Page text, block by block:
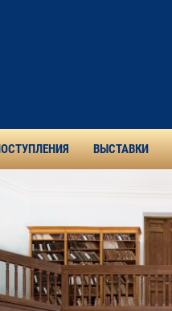
ВЫСТАВКИ